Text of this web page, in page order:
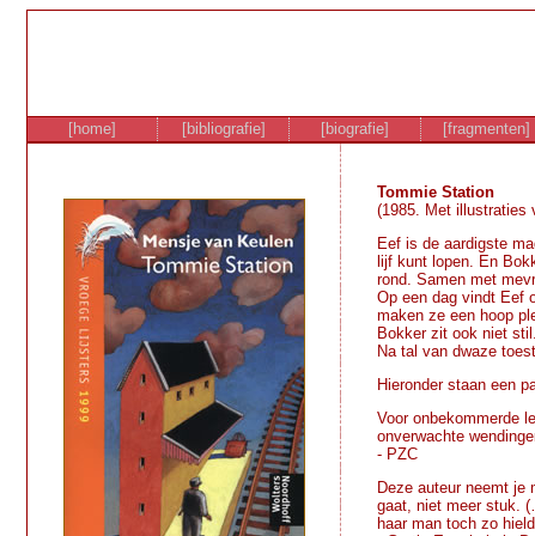
[home] [bibliografie] [biografie] [fragmenten]
Tommie Station
(1985. Met illustraties
Eef is de aardigste
lijf kunt lopen. En
rond. Samen met
Op een dag vindt Eef
maken ze een hoop
Bokker zit ook niet stil.
Na tal van dwaze
Hieronder staan een
Voor onbekommerde
onverwachte
- PZC
Deze auteur neemt je
gaat, niet meer stuk.
haar man toch zo